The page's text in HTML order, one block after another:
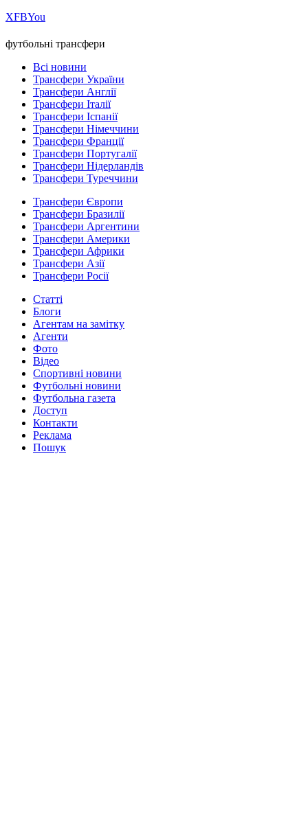
ХFBYou
футбольні трансфери
Всі новини
Трансфери України
Трансфери Англії
Трансфери Італії
Трансфери Іспанії
Трансфери Німеччини
Трансфери Франції
Трансфери Португалії
Трансфери Нідерландів
Трансфери Туреччини
Трансфери Європи
Трансфери Бразилії
Трансфери Аргентини
Трансфери Америки
Трансфери Африки
Трансфери Азії
Трансфери Росії
Статті
Блоги
Агентам на замітку
Агенти
Фото
Відео
Спортивні новини
Футбольні новини
Футбольна газета
Доступ
Контакти
Реклама
Пошук